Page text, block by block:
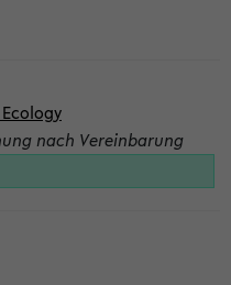
nach Vereinbarung